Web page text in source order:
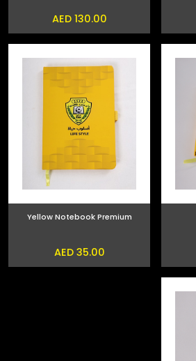
AED 130.00
Yellow Notebook Premium
AED 35.00